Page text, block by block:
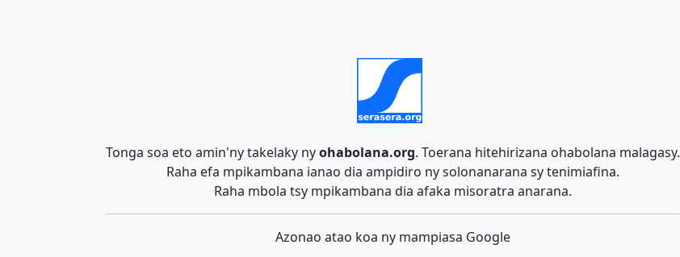
Tonga soa eto amin'ny takelaky nyohabolana.org. Toerana hitehirizana ohabolana malagasy.
Raha efa mpikambana ianao dia ampidiro ny solonanarana sy tenimiafina.
Raha mbola tsy mpikambana dia afaka misoratra anarana.
Azonao atao koa ny mampiasa Google